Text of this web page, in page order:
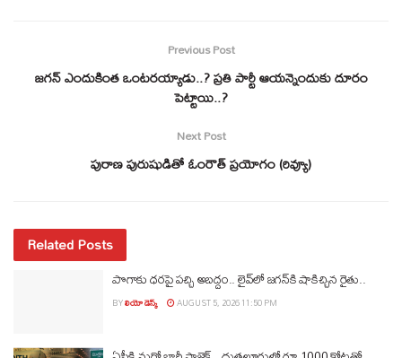
Previous Post
జగన్ ఎందుకింత ఒంటరయ్యాడు..? ప్రతి పార్టీ ఆయన్నెందుకు దూరం
పెట్టాయి..?
Next Post
పురాణ పురుషుడితో ఓంరౌత్ ప్రయోగం (రివ్యూ)
Related Posts
పొగాకు ధరపై పచ్చి అబద్దం.. లైవ్‌లో జగన్‌కి షాకిచ్చిన రైతు..
BYలియో డెస్క్ AUGUST 5, 2026 11:50 PM